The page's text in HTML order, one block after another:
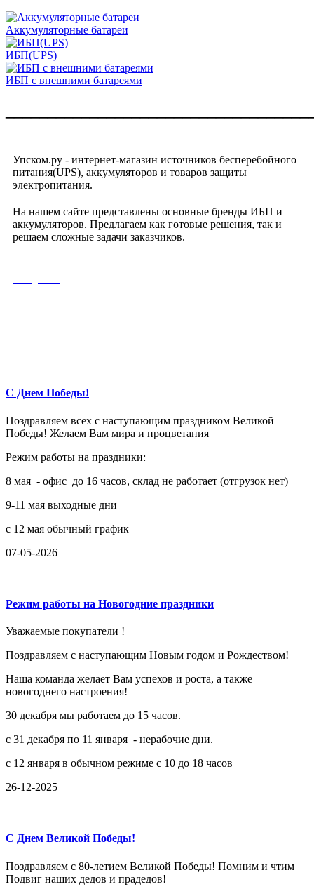
Аккумуляторные батареи
ИБП(UPS)
ИБП с внешними батареями
Упском.ру - интернет-магазин источников бесперебойного
питания(UPS), аккумуляторов и товаров защиты
электропитания.
На нашем сайте представлены основные бренды ИБП и
аккумуляторов. Предлагаем как готовые решения, так и
решаем сложные задачи заказчиков.
С Днем Победы!
Поздравляем всех с наступающим праздником Великой
Победы! Желаем Вам мира и процветания
Режим работы на праздники:
8 мая - офис до 16 часов, склад не работает (отгрузок нет)
9-11 мая выходные дни
с 12 мая обычный график
07-05-2026
Режим работы на Новогодние праздники
Уважаемые покупатели !
Поздравляем с наступающим Новым годом и Рождеством!
Наша команда желает Вам успехов и роста, а также
новогоднего настроения!
30 декабря мы работаем до 15 часов.
с 31 декабря по 11 января - нерабочие дни.
с 12 января в обычном режиме с 10 до 18 часов
26-12-2025
С Днем Великой Победы!
Поздравляем с 80-летием Великой Победы! Помним и чтим
Подвиг наших дедов и прадедов!